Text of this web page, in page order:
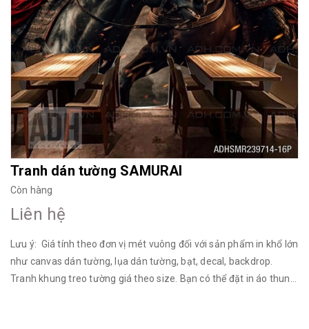
Thế giới Decor Giới thiệu
Tranh dán tường SAMURAI
Còn hàng
Liên hệ
Lưu ý: Giá tính theo đơn vị mét vuông đối với sản phẩm in khổ lớn
như canvas dán tường, lụa dán tường, bạt, decal, backdrop.
Tranh khung treo tường giá theo size. Bạn có thể đặt in áo thun